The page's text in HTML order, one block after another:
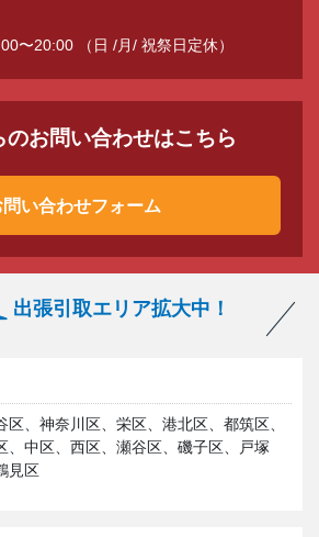
〜20:00 （日 /月/ 祝祭日定休）
のお問い合わせはこちら
問い合わせフォーム
出張引取エリア拡大中！
、神奈川区、栄区、港北区、都筑区、
、中区、西区、瀬谷区、磯子区、戸塚
見区